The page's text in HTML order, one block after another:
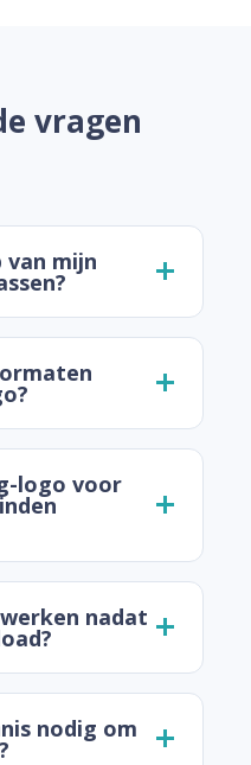
vragen
mijn
logo voor
nadat
nodig om